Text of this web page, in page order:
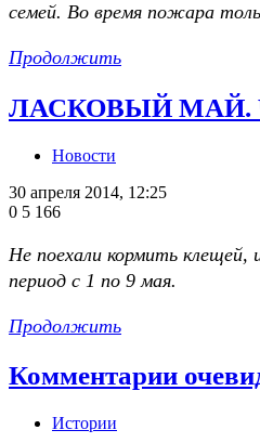
семей. Во время пожара
Продолжить
ЛАСКОВЫЙ МАЙ. Чем
Новости
30 апреля 2014, 12:25
0 5 166
Не поехали кормить клещей,
период с 1 по 9 мая.
Продолжить
Комментарии
Истории